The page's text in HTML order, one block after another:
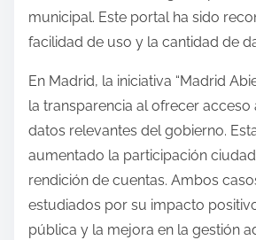
municipal. Este portal ha sido
facilidad de uso y la cantidad de
En Madrid, la iniciativa “Madrid
la transparencia al ofrecer
datos relevantes del gobierno.
aumentado la participación
rendición de cuentas. Ambos
estudiados por su impacto
pública y la mejora en la gestión